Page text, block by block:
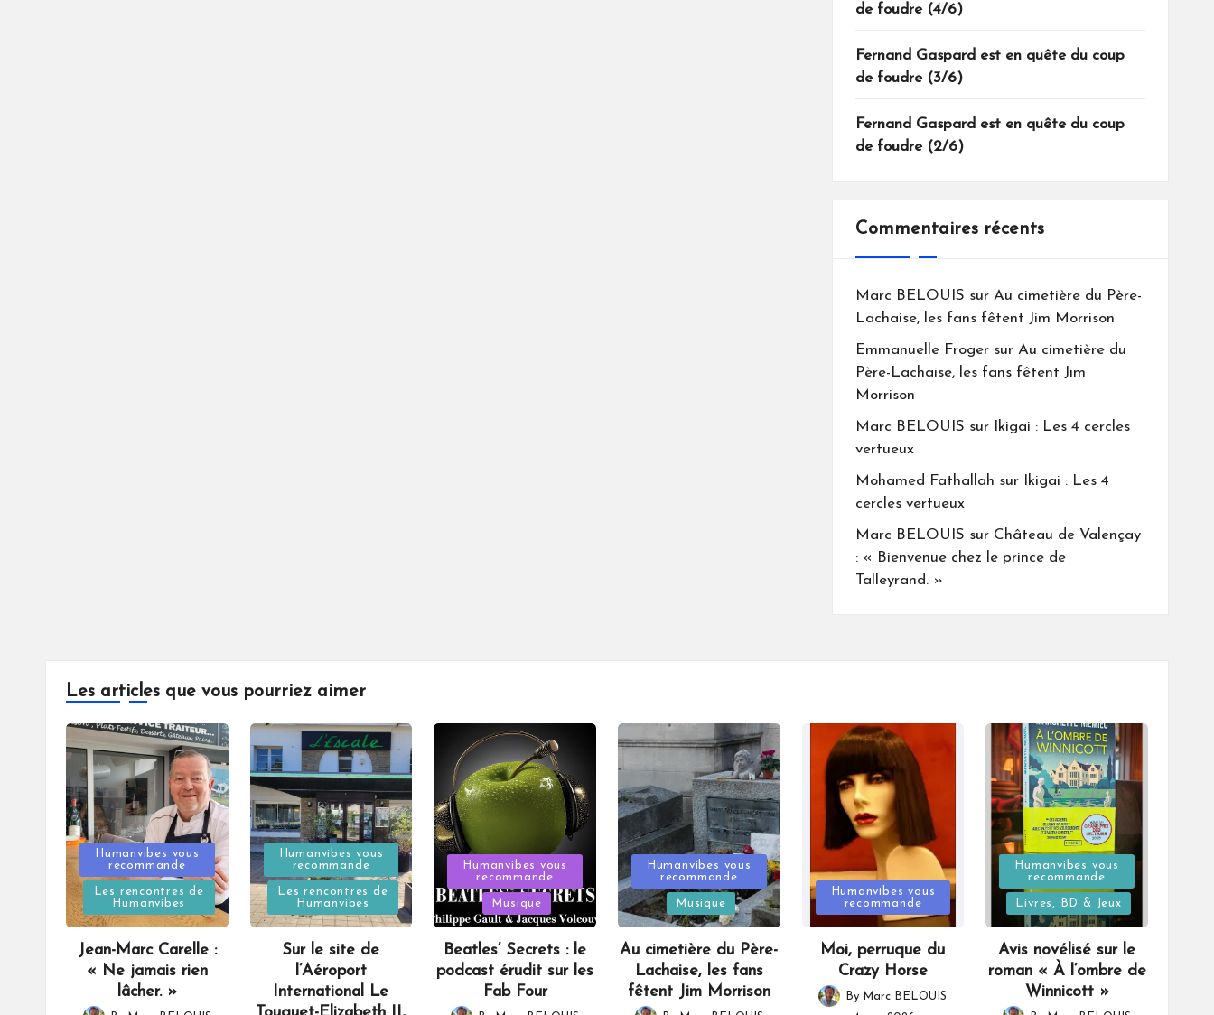
de foudre (4/6)
Fernand Gaspard est en quête du coup
de foudre (3/6)
Fernand Gaspard est en quête du coup
de foudre (2/6)
Commentaires récents
Marc BELOUIS sur Au cimetière du Père-
Lachaise, les fans fêtent Jim Morrison
Emmanuelle Frogersur Au cimetière du
Père-Lachaise, les fans fêtent Jim
Morrison
Marc BELOUIS sur
Ikigai : Les 4 cercles
vertueux
Mohamed Fathallah sur
Ikigai : Les 4
cercles vertueux
Marc BELOUIS sur Château de Valençay
: « Bienvenue chez le prince de
Talleyrand. »
Les articles que vous pourriez aimer
Posted
in
Humanvibes vous
recommande
Les rencontres de
Humanvibes
Jean-Marc Carelle :
« Ne jamais rien
lâcher. »
Posted
in
Humanvibes vous
recommande
Les rencontres de
Humanvibes
Sur le site de
l’Aéroport
International Le
Posted
in
Humanvibes vous
recommande
Musique
Beatles’ Secrets : le
podcast érudit sur les
Fab Four
Posted
in
Humanvibes vous
recommande
Musique
Au cimetière du Père-
Lachaise, les fans
fêtent Jim Morrison
Posted
in
Humanvibes vous
recommande
Moi, perruque du
Crazy Horse
Posted
By Marc BELOUIS
Posted
in
Humanvibes vous
recommande
Livres, BD & Jeux
Avis novélisé sur le
roman « À l’ombre de
Winnicott »